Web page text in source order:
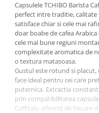
Literatura Universala
Poezie
Romane de dragoste, Carti
romantice
Senzatii/Dragoste
Senzatii/Erotic
Senzatii/Suspans
Capsulele TCHIBO Barista
perfect intre traditie,
satisface chiar si cele mai
doar boabe de cafea
cele mai bune regiuni
complexitate aromatica de
o textura matasoasa.
Gustul este rotund si
face ideal pentru cei care
puternica. Extractia
prin compatibilitatea
Caffitaly, oferind de fiecare